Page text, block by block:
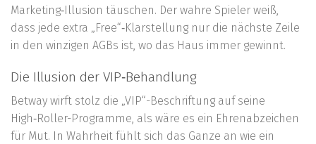
Marketing‑Illusion täuschen. Der wahre Spieler weiß,
dass jede extra „Free“‑Klarstellung nur die nächste Zeile
in den winzigen AGBs ist, wo das Haus immer gewinnt.
Die Illusion der VIP‑Behandlung
Betway wirft stolz die „VIP“-Beschriftung auf seine
High‑Roller-Programme, als wäre es ein Ehrenabzeichen
für Mut. In Wahrheit fühlt sich das Ganze an wie ein